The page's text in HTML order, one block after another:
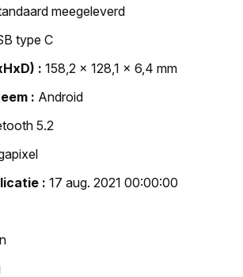
meegeleverd
type C
158,2 x 128,1 x 6,4 mm
Android
5.2
17 aug. 2021 00:00:00